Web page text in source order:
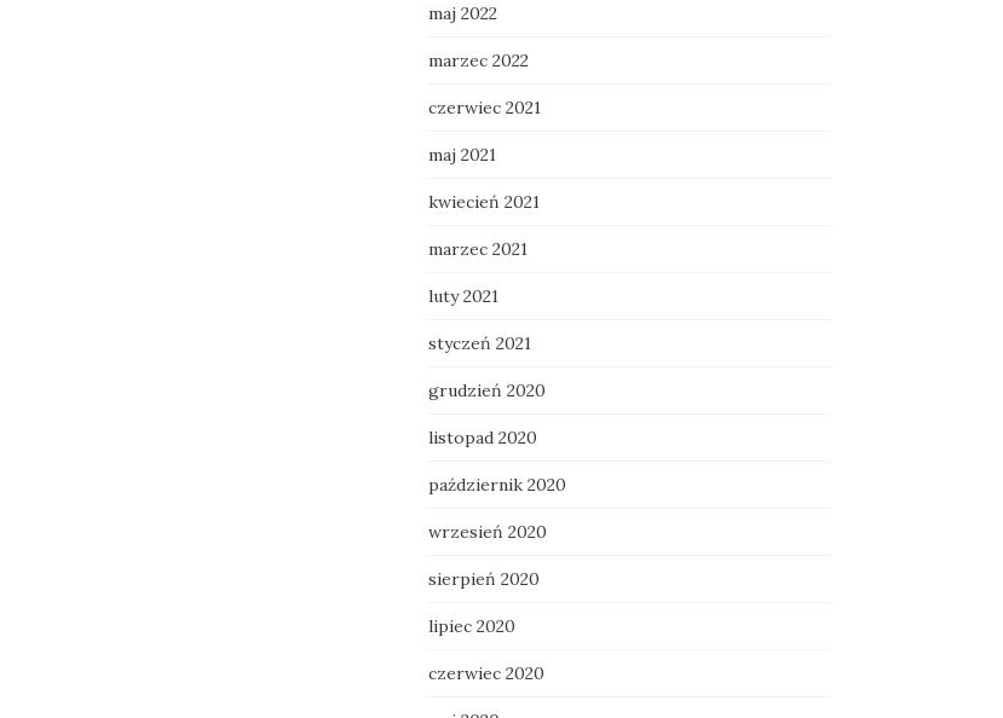
maj 2022
marzec 2022
czerwiec 2021
maj 2021
kwiecień 2021
marzec 2021
luty 2021
styczeń 2021
grudzień 2020
listopad 2020
październik 2020
wrzesień 2020
sierpień 2020
lipiec 2020
czerwiec 2020